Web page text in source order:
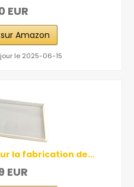
EUR
Amazon
le 2025-06-15
la fabrication de...
EUR